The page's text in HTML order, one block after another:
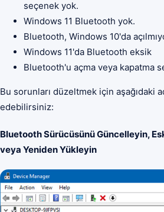
seçenek yok.
Windows 11 Bluetooth yok.
Bluetooth, Windows 10'da
Windows 11'da Bluetooth eksik
Bluetooth'u açma veya kapatma
Bu sorunları düzeltmek için aşağıdaki
edebilirsiniz:
Bluetooth Sürücüsünü Güncelleyin,
veya Yeniden Yükleyin